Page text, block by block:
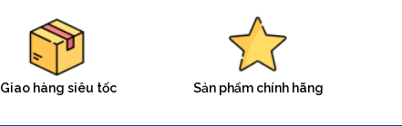
Giao hàng siêu tốc Sản phẩm chính hãng